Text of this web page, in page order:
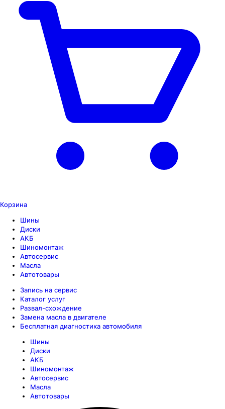
Корзина
Шины
Диски
АКБ
Шиномонтаж
Автосервис
Масла
Автотовары
Запись на сервис
Каталог услуг
Развал-схождение
Замена масла в двигателе
Бесплатная диагностика автомобиля
Шины
Диски
АКБ
Шиномонтаж
Автосервис
Масла
Автотовары